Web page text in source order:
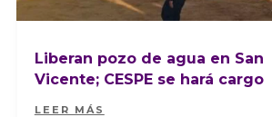
Liberan pozo de agua en San
Vicente; CESPE se hará cargo
LEER MÁS